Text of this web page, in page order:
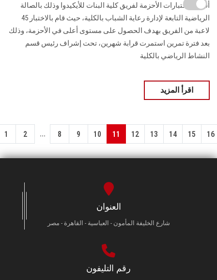
أقيمت اختبارات الأحزمة لفريق كلية البنات للأيكيدوا وذلك بالصالة
الرياضية التابعة لإدارة رعاية الشباب بالكلية، حيث قام بالاختبار 45
لاعبة من الفريق بهدف الحصول على مستوى أعلى في الأحزمة، وذلك
بعد فترة تمرين استمرت قرابة شهرين، تحت إشراف رئيس قسم
النشاط الرياضي بالكلية
اقرأ المزيد
1 2 ... 8 9 10 11 12 13 14 15 16
العنوان
شارع الخليفة المأمون - العباسية - القاهرة - مصر
رقم التليفون